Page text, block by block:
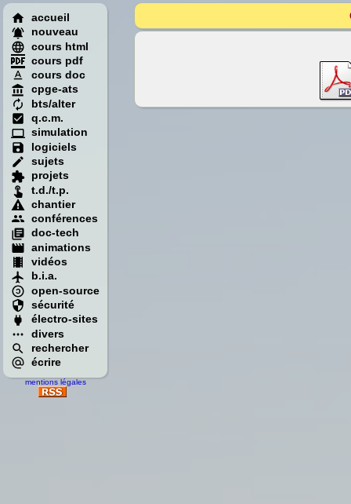
accueil
nouveau
cours html
cours pdf
cours doc
cpge-ats
bts/alter
q.c.m.
simulation
logiciels
sujets
projets
t.d./t.p.
chantier
conférences
doc-tech
animations
vidéos
b.i.a.
open-source
sécurité
électro-sites
divers
rechercher
écrire
mentions légales